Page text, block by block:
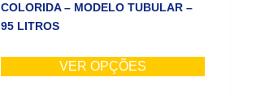
COLORIDA – MODELO TUBULAR –
95 LITROS
VER OPÇÕES